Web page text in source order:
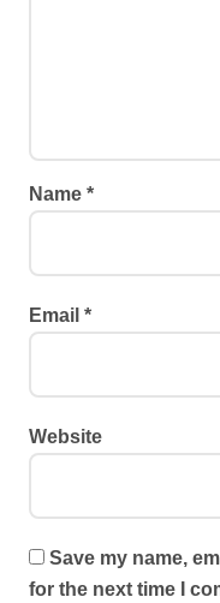
Name *
Email *
Website
Save my name,
for the next time I